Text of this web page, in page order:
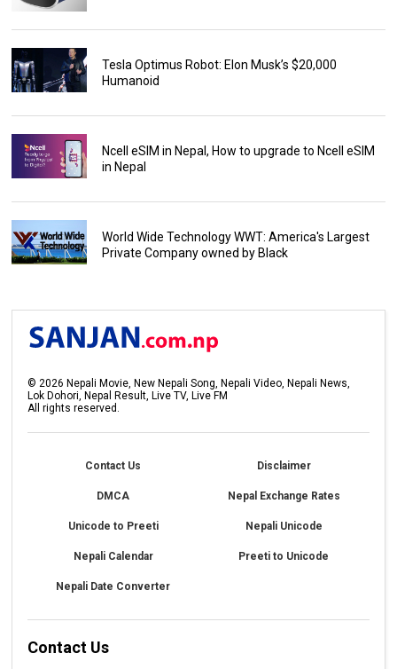
Tesla Optimus Robot: Elon Musk’s $20,000
Humanoid
Ncell eSIM in Nepal, How to upgrade to Ncell eSIM
in Nepal
World Wide Technology WWT: America's Largest
Private Company owned by Black
©2026 Nepali Movie, New Nepali Song, Nepali Video, Nepali News,
Lok Dohori, Nepal Result, Live TV, Live FM
All rights reserved.
Contact Us Disclaimer
DMCA Nepal Exchange Rates
Unicode to Preeti Nepali Unicode
Nepali Calendar Preeti to Unicode
Nepali Date Converter
Contact Us